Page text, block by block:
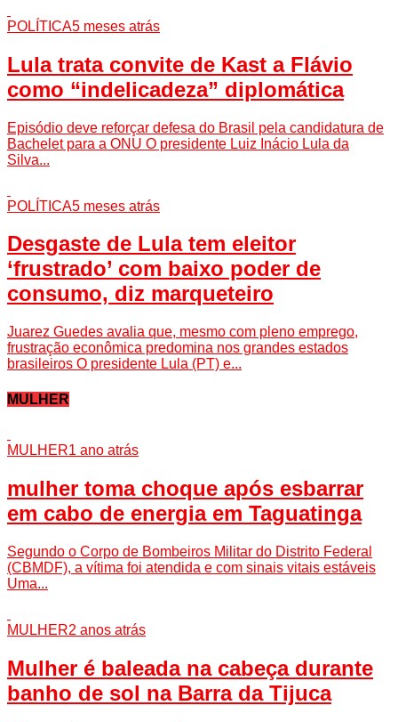
POLÍTICA5 meses atrás
Lula trata convite de Kast a Flávio
como “indelicadeza” diplomática
Episódio deve reforçar defesa do Brasil pela candidatura de
Bachelet para a ONU O presidente Luiz Inácio Lula da
Silva...
POLÍTICA5 meses atrás
Desgaste de Lula tem eleitor
‘frustrado’ com baixo poder de
consumo, diz marqueteiro
Juarez Guedes avalia que, mesmo com pleno emprego,
frustração econômica predomina nos grandes estados
brasileiros O presidente Lula (PT) e...
MULHER
MULHER1 ano atrás
mulher toma choque após esbarrar
em cabo de energia em Taguatinga
Segundo o Corpo de Bombeiros Militar do Distrito Federal
(CBMDF), a vítima foi atendida e com sinais vitais estáveis
Uma...
MULHER2 anos atrás
Mulher é baleada na cabeça durante
banho de sol na Barra da Tijuca